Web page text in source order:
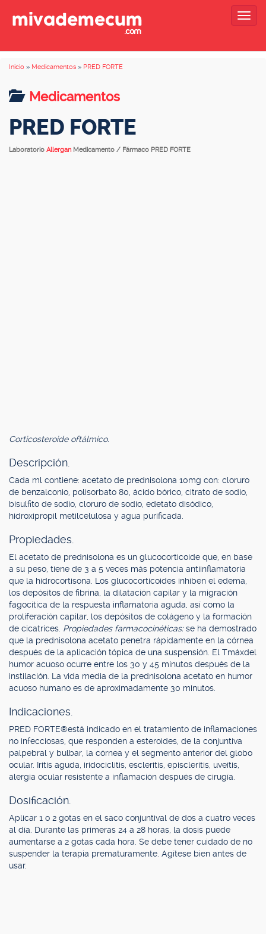
Inicio » Medicamentos » PRED FORTE
Medicamentos
PRED FORTE
Laboratorio Allergan Medicamento / Fármaco PRED FORTE
Corticosteroide oftálmico.
Descripción.
Cada ml contiene: acetato de prednisolona 10mg con: cloruro
de benzalconio, polisorbato 80, ácido bórico, citrato de sodio,
bisulfito de sodio, cloruro de sodio, edetato disódico,
hidroxipropil metilcelulosa y agua purificada.
Propiedades.
El acetato de prednisolona es un glucocorticoide que, en base
a su peso, tiene de 3 a 5 veces más potencia antiinflamatoria
que la hidrocortisona. Los glucocorticoides inhiben el edema,
los depósitos de fibrina, la dilatación capilar y la migración
fagocítica de la respuesta inflamatoria aguda, así como la
proliferación capilar, los depósitos de colágeno y la formación
de cicatrices. Propiedades farmacocinéticas:se ha demostrado
que la prednisolona acetato penetra rápidamente en la córnea
después de la aplicación tópica de una suspensión. El Tmáxdel
humor acuoso ocurre entre los 30 y 45 minutos después de la
instilación. La vida media de la prednisolona acetato en humor
acuoso humano es de aproximadamente 30 minutos.
Indicaciones.
PRED FORTE®está indicado en el tratamiento de inflamaciones
no infecciosas, que responden a esteroides, de la conjuntiva
palpebral y bulbar, la córnea y el segmento anterior del globo
ocular. Iritis aguda, iridociclitis, escleritis, episcleritis, uveítis,
alergia ocular resistente a inflamación después de cirugía.
Dosificación.
Aplicar 1 o 2 gotas en el saco conjuntival de dos a cuatro veces
al día. Durante las primeras 24 a 28 horas, la dosis puede
aumentarse a 2 gotas cada hora. Se debe tener cuidado de no
suspender la terapia prematuramente. Agítese bien antes de
usar.